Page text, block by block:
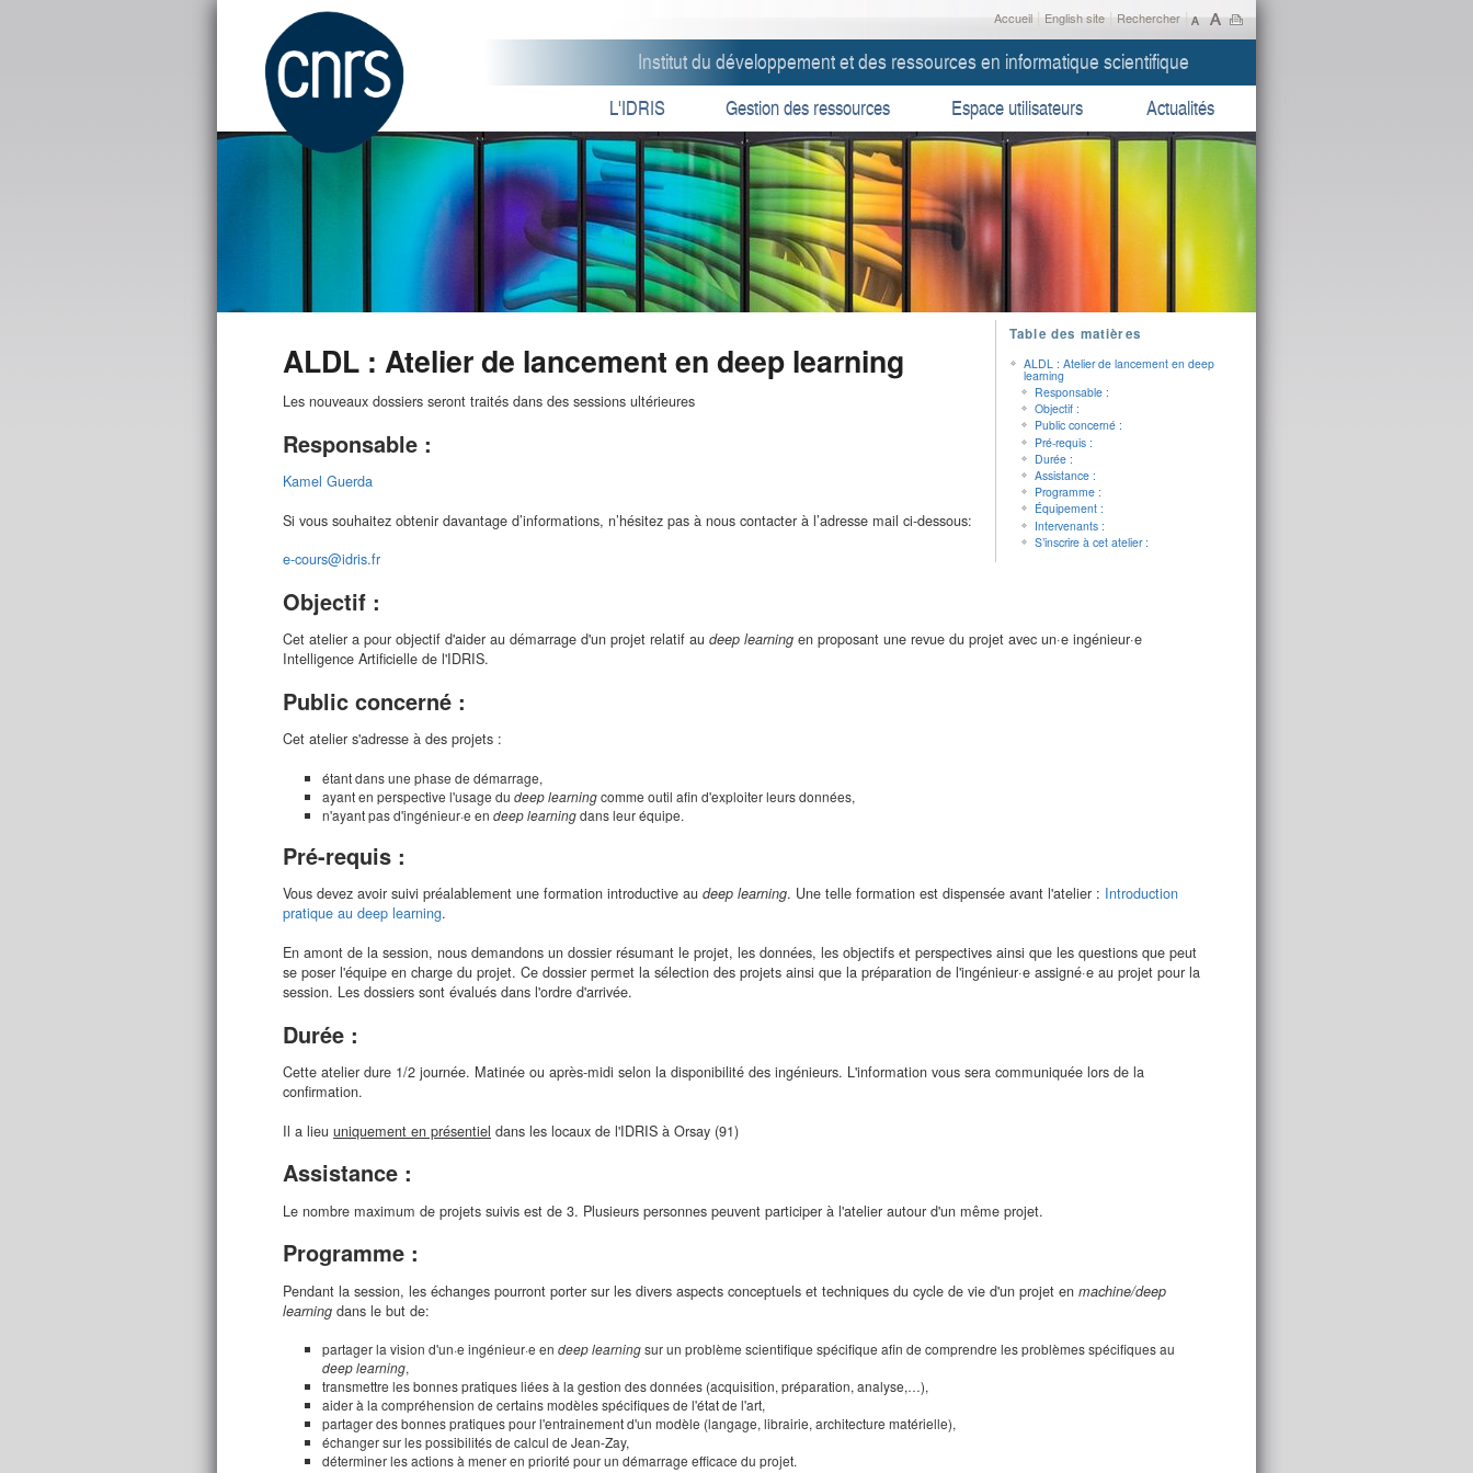
Accueil | English site | Rechercher |
Institut du développement et des ressources en informatique scientifique
L'IDRIS Gestion des ressources Espace utilisateurs Actualités
Table des matières
ALDL : Atelier de lancement en deep
learning
Responsable :
Objectif :
Public concerné :
Pré-requis :
Durée :
Assistance :
Programme :
Équipement :
Intervenants :
S’inscrire à cet atelier :
ALDL : Atelier de lancement en deep learning
Les nouveaux dossiers seront traités dans des sessions ultérieures
Responsable :
Kamel Guerda
Si vous souhaitez obtenir davantage d’informations, n’hésitez pas à nous contacter à l’adresse mail ci-dessous:
e-cours@idris.fr
Objectif :
Cet atelier a pour objectif d'aider au démarrage d'un projet relatif au deep learning en proposant une revue du projet avec un·e ingénieur·e
Intelligence Artificielle de l'IDRIS.
Public concerné :
Cet atelier s'adresse à des projets :
étant dans une phase de démarrage,
ayant en perspective l'usage du deep learningcomme outil afin d'exploiter leurs données,
n'ayant pas d'ingénieur·e en deep learningdans leur équipe.
Pré-requis :
Vous devez avoir suivi préalablement une formation introductive au deep learning. Une telle formation est dispensée avant l'atelier : Introduction
pratique au deep learning.
En amont de la session, nous demandons un dossier résumant le projet, les données, les objectifs et perspectives ainsi que les questions que peut
se poser l'équipe en charge du projet. Ce dossier permet la sélection des projets ainsi que la préparation de l'ingénieur·e assigné·e au projet pour la
session. Les dossiers sont évalués dans l'ordre d'arrivée.
Durée :
Cette atelier dure 1/2 journée. Matinée ou après-midi selon la disponibilité des ingénieurs. L'information vous sera communiquée lors de la
confirmation.
Il a lieu uniquement en présentiel dans les locaux de l'IDRIS à Orsay (91)
Assistance :
Le nombre maximum de projets suivis est de 3. Plusieurs personnes peuvent participer à l'atelier autour d'un même projet.
Programme :
Pendant la session, les échanges pourront porter sur les divers aspects conceptuels et techniques du cycle de vie d'un projet en machine/deep
learning dans le but de:
partager la vision d'un·e ingénieur·e en deep learningsur un problème scientifique spécifique afin de comprendre les problèmes spécifiques au
deep learning,
transmettre les bonnes pratiques liées à la gestion des données (acquisition, préparation, analyse,…),
aider à la compréhension de certains modèles spécifiques de l'état de l'art,
partager des bonnes pratiques pour l'entrainement d'un modèle (langage, librairie, architecture matérielle),
échanger sur les possibilités de calcul de Jean-Zay,
déterminer les actions à mener en priorité pour un démarrage efficace du projet.